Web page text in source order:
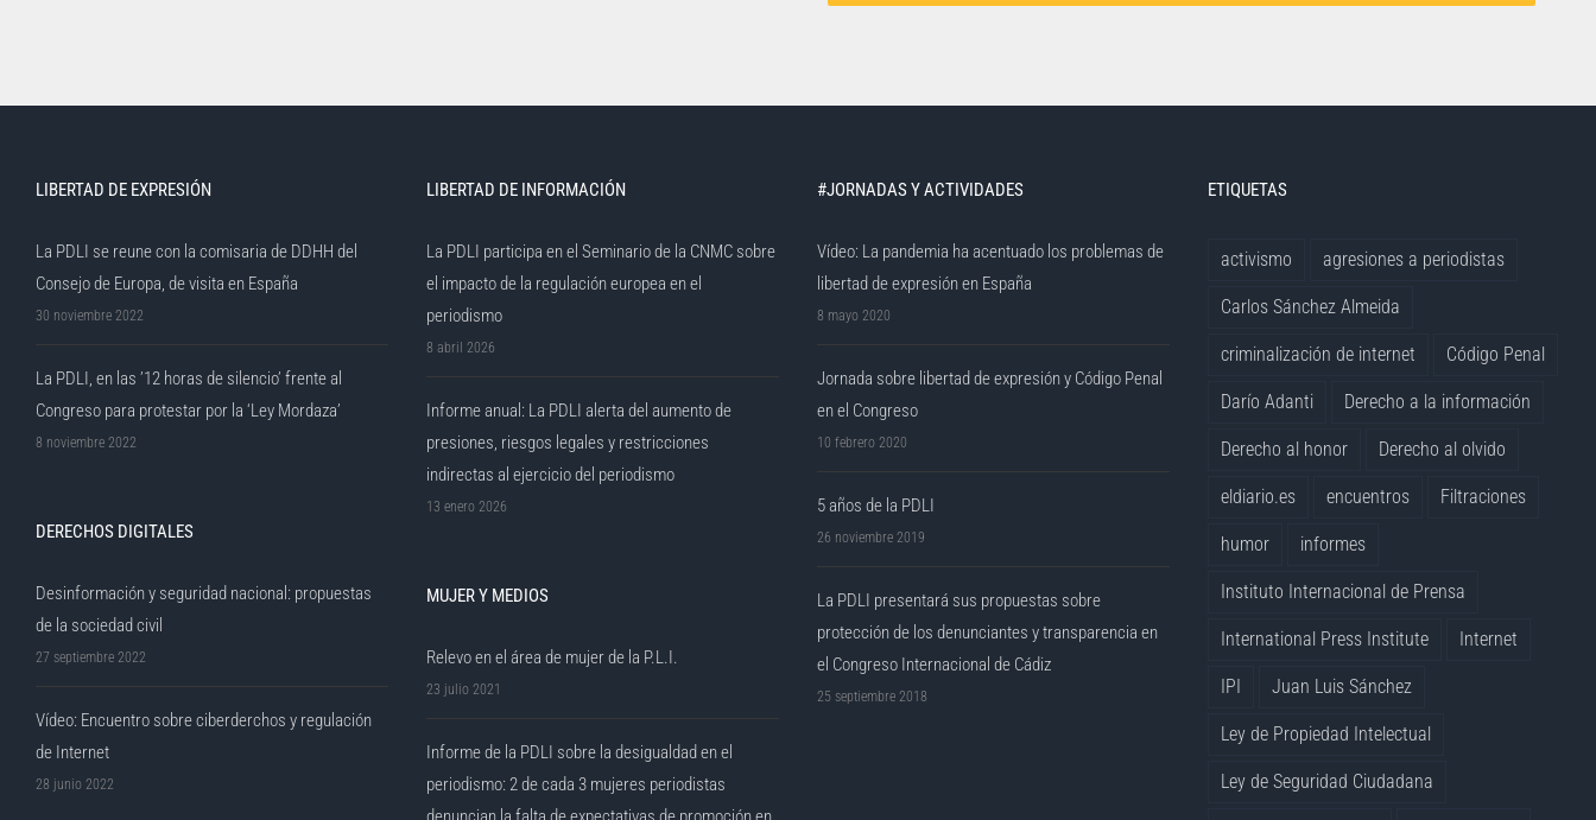
LIBERTAD DE EXPRESIÓN
La PDLI se reune con la comisaria de DDHH del
Consejo de Europa, de visita en España
30 noviembre 2022
La PDLI, en las ’12 horas de silencio’ frente al
Congreso para protestar por la ‘Ley Mordaza’
8 noviembre 2022
DERECHOS DIGITALES
Desinformación y seguridad nacional: propuestas
de la sociedad civil
27 septiembre 2022
Vídeo: Encuentro sobre ciberderchos y regulación
de Internet
28 junio 2022
LIBERTAD DE INFORMACIÓN
La PDLI participa en el Seminario de la CNMC sobre
el impacto de la regulación europea en el
periodismo
8 abril 2026
Informe anual: La PDLI alerta del aumento de
presiones, riesgos legales y restricciones
indirectas al ejercicio del periodismo
13 enero 2026
MUJER Y MEDIOS
Relevo en el área de mujer de la P.L.I.
23 julio 2021
Informe de la PDLI sobre la desigualdad en el
periodismo: 2 de cada 3 mujeres periodistas
#JORNADAS Y ACTIVIDADES
Vídeo: La pandemia ha acentuado los problemas de
libertad de expresión en España
8 mayo 2020
Jornada sobre libertad de expresión y Código Penal
en el Congreso
10 febrero 2020
5 años de la PDLI
26 noviembre 2019
La PDLI presentará sus propuestas sobre
protección de los denunciantes y transparencia en
el Congreso Internacional de Cádiz
25 septiembre 2018
ETIQUETAS
activismo agresiones a periodistas
Carlos Sánchez Almeida
criminalización de internet Código Penal
Darío Adanti Derecho a la información
Derecho al honor Derecho al olvido
eldiario.es encuentros Filtraciones
humor informes
Instituto Internacional de Prensa
International Press Institute Internet
IPI Juan Luis Sánchez
Ley de Propiedad Intelectual
Ley de Seguridad Ciudadana